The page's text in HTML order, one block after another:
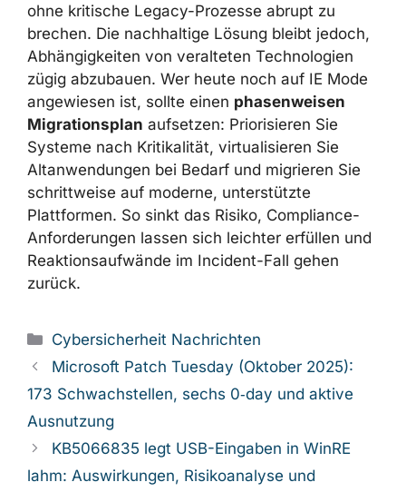
ohne kritische Legacy-Prozesse abrupt zu
brechen. Die nachhaltige Lösung bleibt jedoch,
Abhängigkeiten von veralteten Technologien
zügig abzubauen. Wer heute noch auf IE Mode
angewiesen ist, sollte einen phasenweisen
Migrationsplan aufsetzen: Priorisieren Sie
Systeme nach Kritikalität, virtualisieren Sie
Altanwendungen bei Bedarf und migrieren Sie
schrittweise auf moderne, unterstützte
Plattformen. So sinkt das Risiko, Compliance-
Anforderungen lassen sich leichter erfüllen und
Reaktionsaufwände im Incident-Fall gehen
zurück.
Kategorien
Cybersicherheit Nachrichten
Microsoft Patch Tuesday (Oktober 2025):
173 Schwachstellen, sechs 0‑day und aktive
Ausnutzung
KB5066835 legt USB-Eingaben in WinRE
lahm: Auswirkungen, Risikoanalyse und